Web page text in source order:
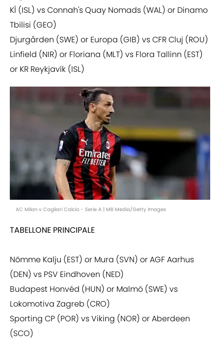
KÍ (ISL) vs Connah's Quay Nomads (WAL) or Dinamo
Tbilisi (GEO)
Djurgården (SWE) or Europa (GIB) vs CFR Cluj (ROU)
Linfield (NIR) or Floriana (MLT) vs Flora Tallinn (EST)
or KR Reykjavík (ISL)
AC Milan v Cagliari Calcio - Serie A | MB Media/Getty Images
TABELLONE PRINCIPALE
Nõmme Kalju (EST) or Mura (SVN) or AGF Aarhus
(DEN) vs PSV Eindhoven (NED)
Budapest Honvéd (HUN) or Malmö (SWE) vs
Lokomotiva Zagreb (CRO)
Sporting CP (POR) vs Viking (NOR) or Aberdeen
(SCO)